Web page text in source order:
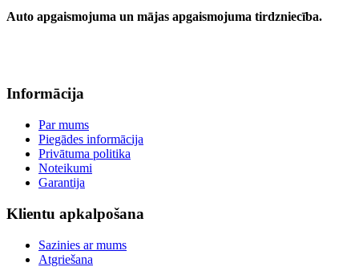
Auto apgaismojuma un mājas apgaismojuma tirdzniecība.
Informācija
Par mums
Piegādes informācija
Privātuma politika
Noteikumi
Garantija
Klientu apkalpošana
Sazinies ar mums
Atgriešana